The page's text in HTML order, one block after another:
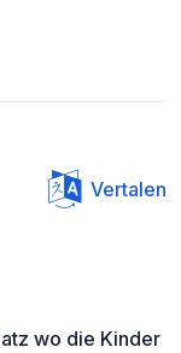
Vertalen
wo die Kinder